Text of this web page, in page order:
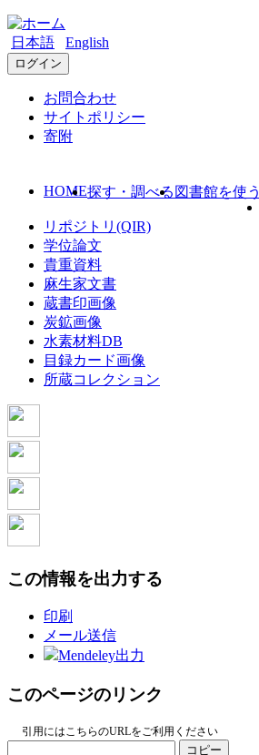
日本語 English
ログイン
お問合わせ
サイトポリシー
寄附
HOME探す・調べる 図書館を使う
リポジトリ(QIR)
学位論文
貴重資料
麻生家文書
蔵書印画像
炭鉱画像
水素材料DB
目録カード画像
所蔵コレクション
この情報を出力する
印刷
メール送信
Mendeley出力
このページのリンク
引用にはこちらのURLをご利用ください
コピー